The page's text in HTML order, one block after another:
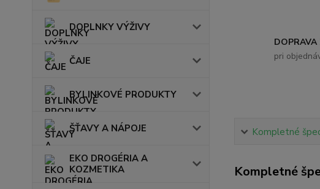
DOPLNKY VÝŽIVY
ČAJE
BYLINKOVÉ PRODUKTY
ŠŤAVY A NÁPOJE
EKO DROGÉRIA A
KOZMETIKA
pri
Kompletné
Kompletné